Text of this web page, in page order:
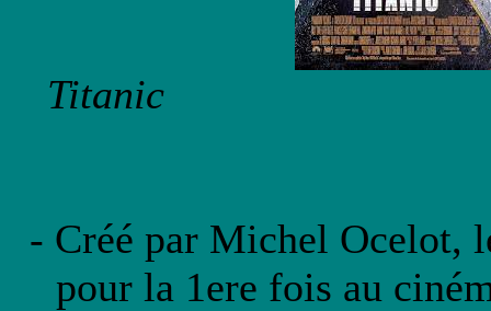
Titanic La
- Créé par Michel Ocelot,
pour la 1ere fois au